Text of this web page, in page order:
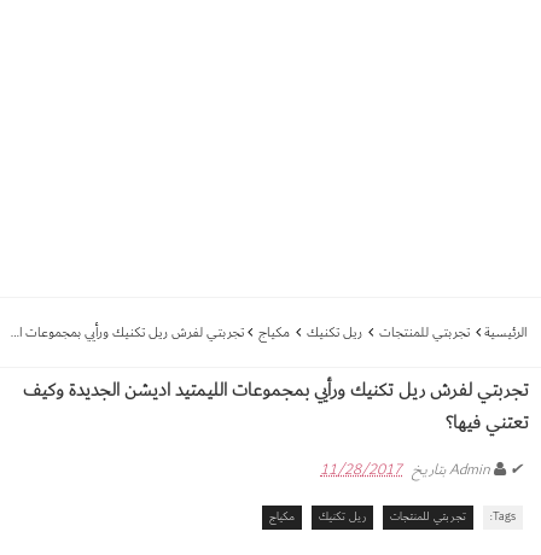
الرئيسية تجربتي للمنتجات ريل تكنيك مكياج تجربتي لفرش ريل تكنيك ورأيي بمجموعات الليمتيد اديشن الجديدة وكيف تعتني فيها؟
تجربتي لفرش ريل تكنيك ورأيي بمجموعات الليمتيد اديشن الجديدة وكيف
تعتني فيها؟
✔
Adminبتاريخ 11/28/2017
Tags: تجربتي للمنتجات ريل تكنيك مكياج